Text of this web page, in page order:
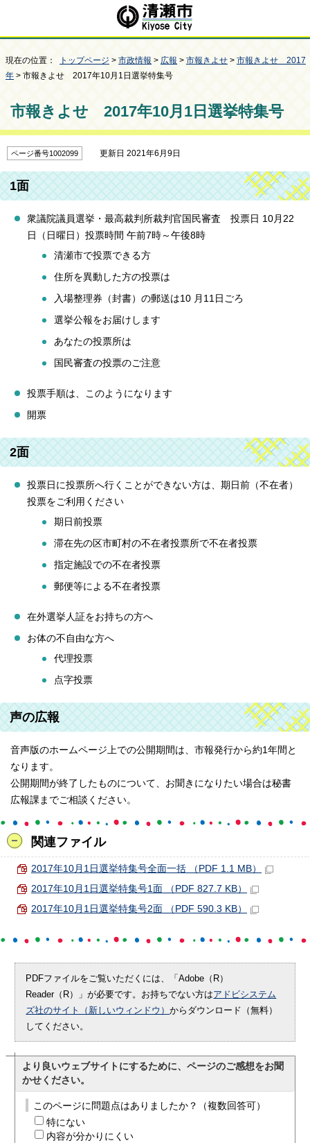
現在の位置： トップページ > 市政情報 > 広報 > 市報きよせ > 市報きよせ 2017
年 > 市報きよせ 2017年10月1日選挙特集号
市報きよせ 2017年10月1日選挙特集号
ページ番号1002099 更新日 2021年6月9日
1面
衆議院議員選挙・最高裁判所裁判官国民審査 投票日 10月22
日（日曜日）投票時間 午前7時～午後8時
清瀬市で投票できる方
住所を異動した方の投票は
入場整理券（封書）の郵送は10 月11日ごろ
選挙公報をお届けします
あなたの投票所は
国民審査の投票のご注意
投票手順は、このようになります
開票
2面
投票日に投票所へ行くことができない方は、期日前（不在者）
投票をご利用ください
期日前投票
滞在先の区市町村の不在者投票所で不在者投票
指定施設での不在者投票
郵便等による不在者投票
在外選挙人証をお持ちの方へ
お体の不自由な方へ
代理投票
点字投票
声の広報
音声版のホームページ上での公開期間は、市報発行から約1年間と
なります。
公開期間が終了したものについて、お聞きになりたい場合は秘書
広報課までご相談ください。
関連ファイル
2017年10月1日選挙特集号全面一括 （PDF 1.1 MB）
2017年10月1日選挙特集号1面 （PDF 827.7 KB）
2017年10月1日選挙特集号2面 （PDF 590.3 KB）
PDFファイルをご覧いただくには、「Adobe（R）
Reader（R）」が必要です。お持ちでない方はアドビシステム
ズ社のサイト（新しいウィンドウ）からダウンロード（無料）
してください。
より良いウェブサイトにするために、ページのご感想をお聞
かせください。
このページに問題点はありましたか？（複数回答可）
特にない
内容が分かりにくい